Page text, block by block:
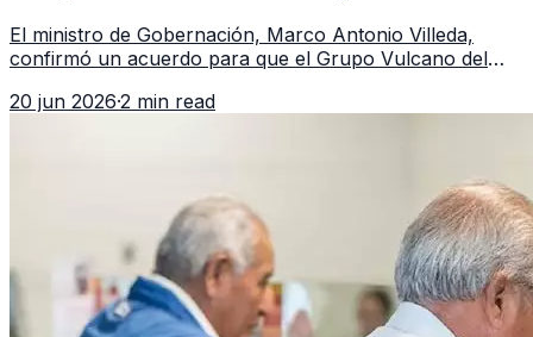
El ministro de Gobernación, Marco Antonio Villeda,
confirmó un acuerdo para que el Grupo Vulcano del
fallido con la administración anterior del Ministerio
20 jun 2026·2 min read